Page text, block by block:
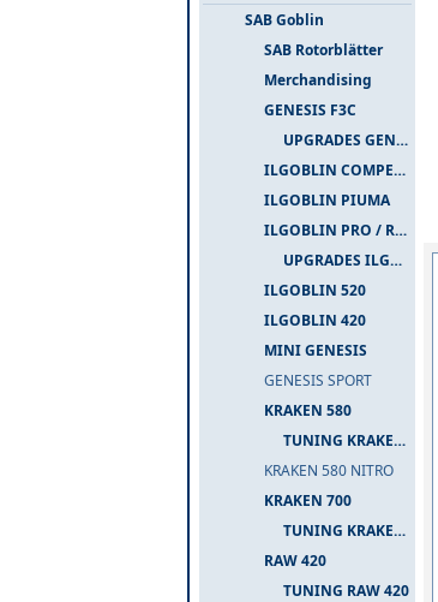
SAB Goblin
SAB Rotorblätter
Merchandising
GENESIS F3C
UPGRADES GENESIS F3C
ILGOBLIN COMPETIZIONE
ILGOBLIN PIUMA
ILGOBLIN PRO / RAW 700
UPGRADES ILGOBLIN PRO / RAW 700
ILGOBLIN 520
ILGOBLIN 420
MINI GENESIS
GENESIS SPORT
KRAKEN 580
TUNING KRAKEN 580
KRAKEN 580 NITRO
KRAKEN 700
TUNING KRAKEN 700
RAW 420
TUNING RAW 420